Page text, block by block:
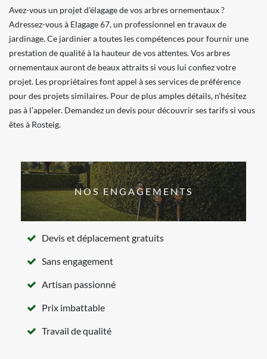
Avez-vous un projet d’élagage de vos arbres ornementaux ?
Adressez-vous à Elagage 67, un professionnel en travaux de
jardinage. Ce jardinier a toutes les compétences pour fournir une
prestation de qualité à la hauteur de vos attentes. Vos arbres
ornementaux auront de beaux attraits si vous lui confiez votre
projet. Les propriétaires font appel à ses services de préférence
pour des projets similaires. Pour de plus amples détails, n’hésitez
pas à l’appeler. Demandez un devis pour découvrir ses tarifs si vous
êtes à Rosteig.
NOS ENGAGEMENTS
Devis et déplacement gratuits
Sans engagement
Artisan passionné
Prix imbattable
Travail de qualité